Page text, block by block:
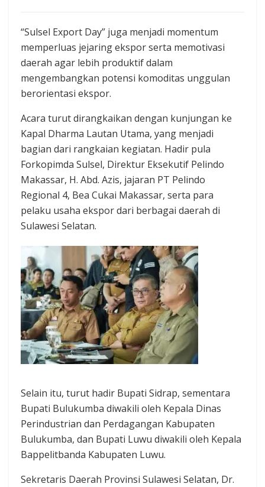
“Sulsel Export Day” juga menjadi momentum
memperluas jejaring ekspor serta memotivasi
daerah agar lebih produktif dalam
mengembangkan potensi komoditas unggulan
berorientasi ekspor.
Acara turut dirangkaikan dengan kunjungan ke
Kapal Dharma Lautan Utama, yang menjadi
bagian dari rangkaian kegiatan. Hadir pula
Forkopimda Sulsel, Direktur Eksekutif Pelindo
Makassar, H. Abd. Azis, jajaran PT Pelindo
Regional 4, Bea Cukai Makassar, serta para
pelaku usaha ekspor dari berbagai daerah di
Sulawesi Selatan.
Selain itu, turut hadir Bupati Sidrap, sementara
Bupati Bulukumba diwakili oleh Kepala Dinas
Perindustrian dan Perdagangan Kabupaten
Bulukumba, dan Bupati Luwu diwakili oleh Kepala
Bappelitbanda Kabupaten Luwu.
Sekretaris Daerah Provinsi Sulawesi Selatan, Dr.